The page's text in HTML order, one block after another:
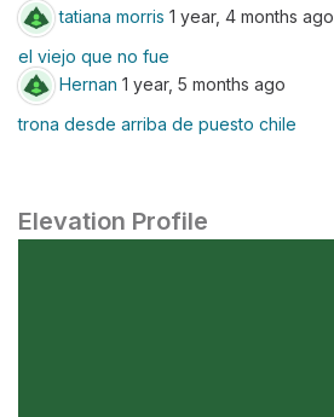
tatiana morris 1 year, 4 months ago
el viejo que no fue
Hernan 1 year, 5 months ago
trona desde arriba de puesto chile
Elevation Profile